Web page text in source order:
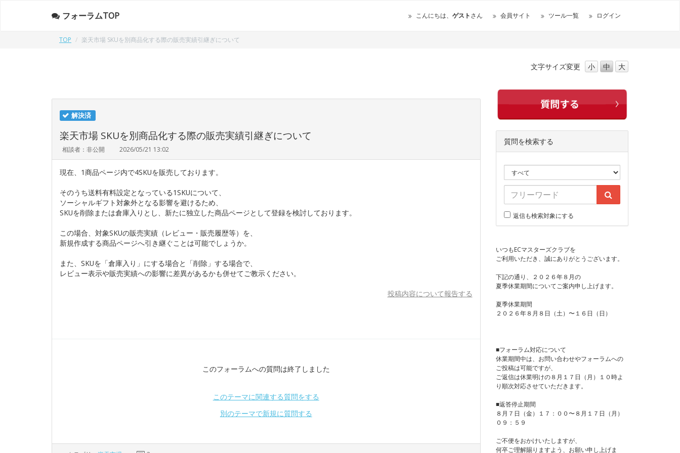
フォーラムTOP こんにちは、 ゲストさん 会員サイト ツール一覧 ログイン
TOP 楽天市場 SKUを別商品化する際の販売実績引継ぎについて
文字サイズ変更 小 中 大
解決済
楽天市場 SKUを別商品化する際の販売実績引継ぎについて
相談者：非公開 2026/05/21 13:02
現在、1商品ページ内で4SKUを販売しております。
そのうち送料有料設定となっている1SKUについて、
ソーシャルギフト対象外となる影響を避けるため、
SKUを削除または倉庫入りとし、新たに独立した商品ページとして登録を検討しております。
この場合、対象SKUの販売実績（レビュー・販売履歴等）を、
新規作成する商品ページへ引き継ぐことは可能でしょうか。
また、SKUを「倉庫入り」にする場合と「削除」する場合で、
レビュー表示や販売実績への影響に差異があるかも併せてご教示ください。
投稿内容について報告する
このフォーラムへの質問は終了しました
このテーマに関連する質問をする
別のテーマで新規に質問する
質問を検索する
返信も検索対象にする
いつもECマスターズクラブを
ご利用いただき、誠にありがとうございます。
下記の通り、２０２６年８月の
夏季休業期間についてご案内申し上げます。
夏季休業期間
２０２６年８月８日（土）〜１６日（日）
■フォーラム対応について
休業期間中は、お問い合わせやフォーラムへの
ご投稿は可能ですが、
ご返信は休業明けの８月１７日（月）１０時よ
り順次対応させていただきます。
■返答停止期間
８月７日（金）１７：００〜８月１７日（月）
０９：５９
ご不便をおかけいたしますが、
何卒ご理解賜りますよう、お願い申し上げま